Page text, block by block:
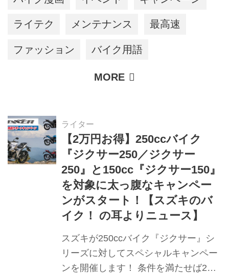
ライテク メンテナンス 最高速
ファッション バイク用語
ライター
【2万円お得】250ccバイク
『ジクサー250／ジクサー
250』と150cc『ジクサー150』
を対象に太っ腹なキャンペー
ンがスタート！【スズキのバ
イク！ の耳よりニュース】
スズキが250ccバイク『ジクサー』シ
リーズに対してスペシャルキャンペー
ンを開催します！ 条件を満たせば2万